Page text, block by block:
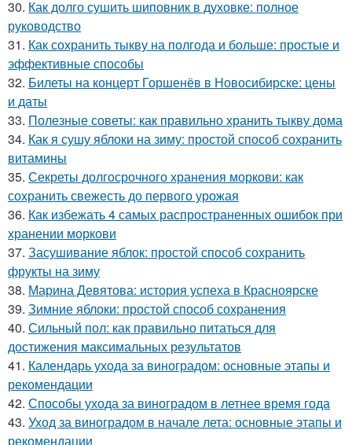
30. Как долго сушить шиповник в духовке: полное
руководство
31. Как сохранить тыкву на полгода и больше: простые и
эффективные способы
32. Билеты на концерт Горшенёв в Новосибирске: цены
и даты
33. Полезные советы: как правильно хранить тыкву дома
34. Как я сушу яблоки на зиму: простой способ сохранить
витамины
35. Секреты долгосрочного хранения моркови: как
сохранить свежесть до первого урожая
36. Как избежать 4 самых распространенных ошибок при
хранении моркови
37. Засушивание яблок: простой способ сохранить
фрукты на зиму
38. Марина Девятова: история успеха в Красноярске
39. Зимние яблоки: простой способ сохранения
40. Сильный пол: как правильно питаться для
достижения максимальных результатов
41. Календарь ухода за виноградом: основные этапы и
рекомендации
42. Способы ухода за виноградом в летнее время года
43. Уход за виноградом в начале лета: основные этапы и
рекомендации